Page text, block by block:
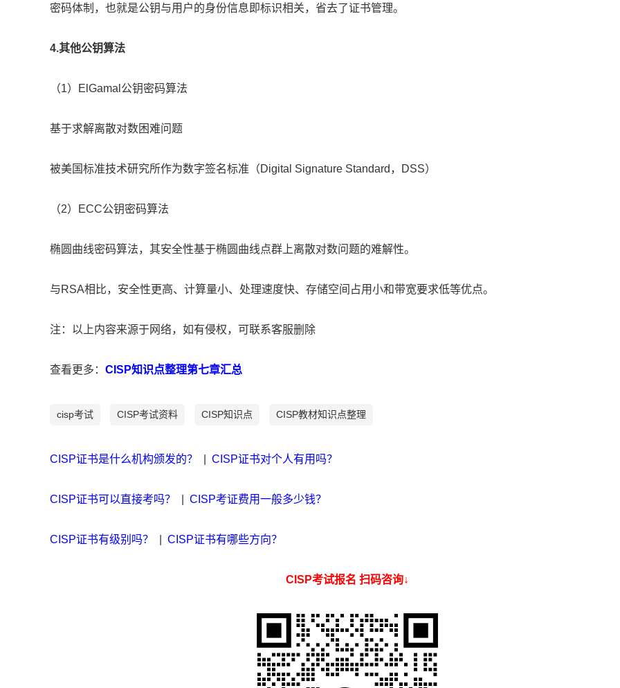
密码体制，也就是公钥与用户的身份信息即标识相关，省去了证书管理。
4.其他公钥算法
（1）ElGamal公钥密码算法
基于求解离散对数困难问题
被美国标准技术研究所作为数字签名标准（Digital Signature Standard，DSS）
（2）ECC公钥密码算法
椭圆曲线密码算法，其安全性基于椭圆曲线点群上离散对数问题的难解性。
与RSA相比，安全性更高、计算量小、处理速度快、存储空间占用小和带宽要求低等优点。
注：以上内容来源于网络，如有侵权，可联系客服删除
查看更多： CISP知识点整理第七章汇总
cisp考试 CISP考试资料 CISP知识点 CISP教材知识点整理
CISP证书是什么机构颁发的？ CISP证书对个人有用吗？
CISP证书可以直接考吗？ CISP考证费用一般多少钱？
CISP证书有级别吗？ CISP证书有哪些方向？
CISP考试报名 扫码咨询↓